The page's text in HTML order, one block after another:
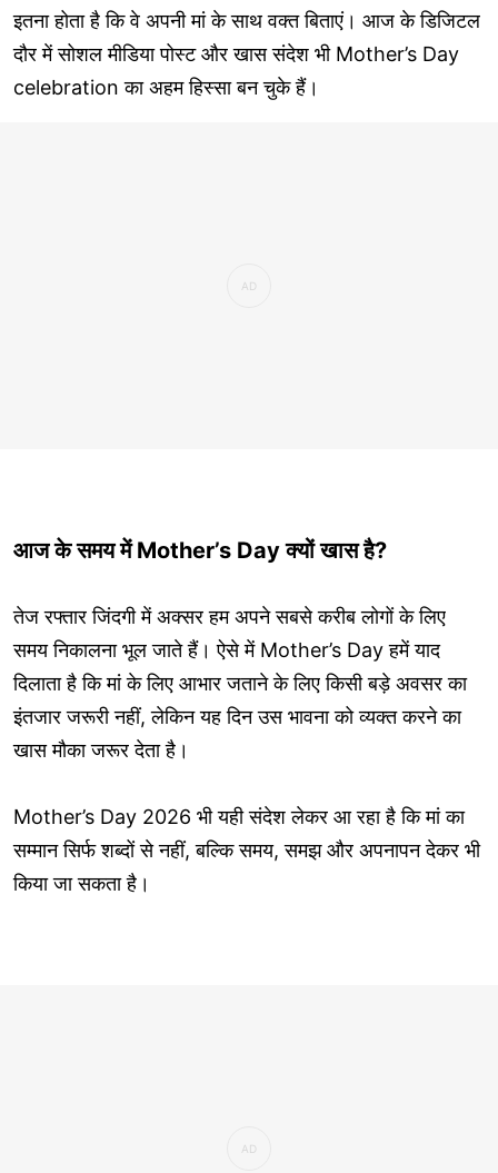
इतना होता है कि वे अपनी मां के साथ वक्त बिताएं। आज के डिजिटल
दौर में सोशल मीडिया पोस्ट और खास संदेश भी Mother’s Day
celebration का अहम हिस्सा बन चुके हैं।
आज के समय में Mother’s Day क्यों खास है?
तेज रफ्तार जिंदगी में अक्सर हम अपने सबसे करीब लोगों के लिए
समय निकालना भूल जाते हैं। ऐसे में Mother’s Day हमें याद
दिलाता है कि मां के लिए आभार जताने के लिए किसी बड़े अवसर का
इंतजार जरूरी नहीं, लेकिन यह दिन उस भावना को व्यक्त करने का
खास मौका जरूर देता है।
Mother’s Day 2026 भी यही संदेश लेकर आ रहा है कि मां का
सम्मान सिर्फ शब्दों से नहीं, बल्कि समय, समझ और अपनापन देकर भी
किया जा सकता है।